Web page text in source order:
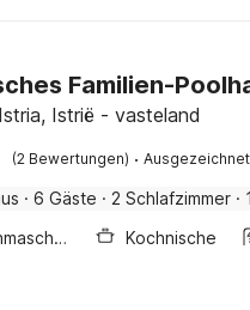
Familien-
Istrië - vasteland
(2 Bewertungen) · Ausgezeichnet
· 6 Gäste · 2 Schlafzimmer ·
Waschmaschine
Kochnische